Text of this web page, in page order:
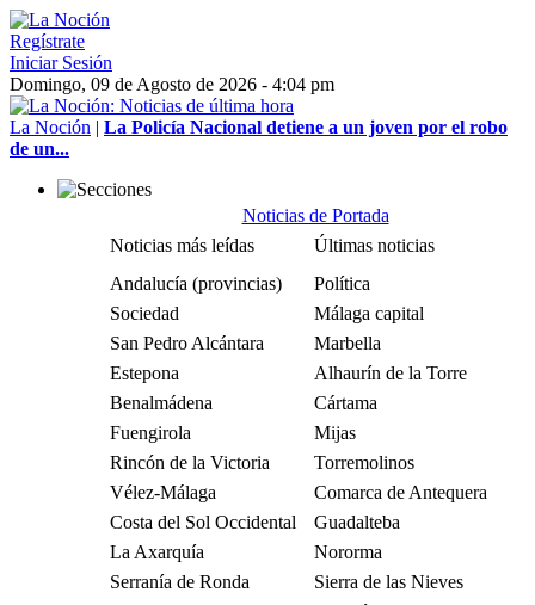
Regístrate
Iniciar Sesión
Domingo, 09 de Agosto de 2026 - 4:04 pm
La Noción | La Policía Nacional detiene a un joven por el robo
de un...
Noticias de Portada
Noticias más leídas
Últimas noticias
Andalucía (provincias)
Política
Sociedad
Málaga capital
San Pedro Alcántara
Marbella
Estepona
Alhaurín de la Torre
Benalmádena
Cártama
Fuengirola
Mijas
Rincón de la Victoria
Torremolinos
Vélez-Málaga
Comarca de Antequera
Costa del Sol Occidental
Guadalteba
La Axarquía
Nororma
Serranía de Ronda
Sierra de las Nieves